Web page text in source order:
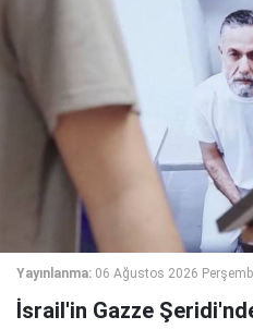
Yayınlanma: 06 Ağustos 2026
İsrail'in Gazze